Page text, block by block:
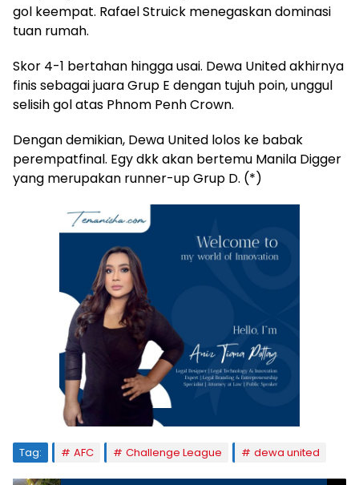
gol keempat. Rafael Struick menegaskan dominasi
tuan rumah.
Skor 4-1 bertahan hingga usai. Dewa United akhirnya
finis sebagai juara Grup E dengan tujuh poin, unggul
selisih gol atas Phnom Penh Crown.
Dengan demikian, Dewa United lolos ke babak
perempatfinal. Egy dkk akan bertemu Manila Digger
yang merupakan runner-up Grup D. (*)
Tag: AFC Challenge League dewa united